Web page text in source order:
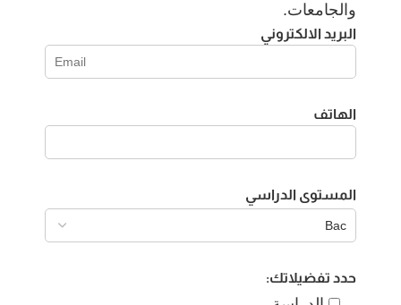
والجامعات.
البريد الالكتروني
الهاتف
المستوى الدراسي
حدد تفضيلاتك: